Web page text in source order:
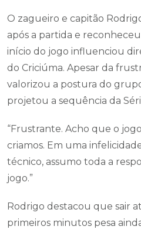
O zagueiro e capitão
após a partida e
início do jogo influenciou
do Criciúma. Apesar da
valorizou a postura do
projetou a sequência da
“Frustrante. Acho que o
criamos. Em uma
técnico, assumo toda a
jogo.”
Rodrigo destacou que sair
primeiros minutos pesa